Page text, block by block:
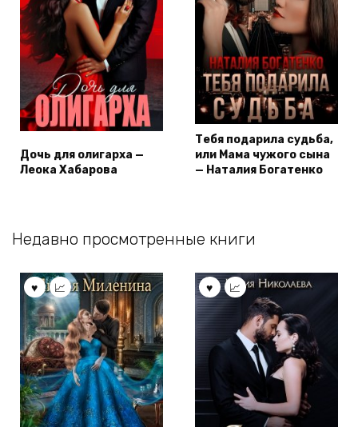
Дочь для олигарха —
Леока Хабарова
Тебя подарила судьба,
или Мама чужого сына
— Наталия Богатенко
Недавно просмотренные книги